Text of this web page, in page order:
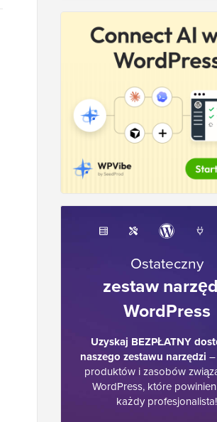
Ostateczny
zestaw
WordPress
Uzyskaj BEZPŁATNY
naszego zestawu narzędzi
produktów i zasobów
WordPress, które
każdy profesjonalista!